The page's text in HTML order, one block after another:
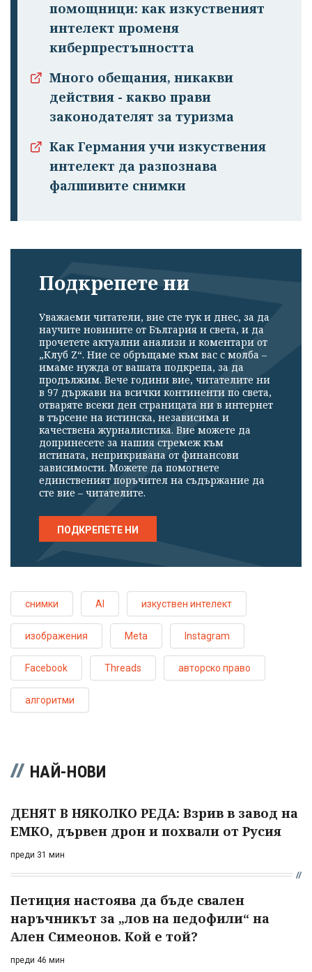
помощници: как изкуственият
интелект променя
киберпрестъпността
Много обещания, никакви
действия - какво прави
законодателят за туризма
Как Германия учи изкуствения
интелект да разпознава
фалшивите снимки
Подкрепете ни
Уважаеми читатели, вие сте тук и днес, за да
научите новините от България и света, и да
прочетете актуални анализи и коментари от
„Клуб Z“. Ние се обръщаме към вас с молба –
имаме нужда от вашата подкрепа, за да
продължим. Вече години вие, читателите ни
в 97 държави на всички континенти по света,
отваряте всеки ден страницата ни в интернет
в търсене на истинска, независима и
качествена журналистика. Вие можете да
допринесете за нашия стремеж към
истината, неприкривана от финансови
зависимости. Можете да помогнете
единственият поръчител на съдържание да
сте вие – читателите.
ПОДКРЕПЕТЕ НИ
снимки AI изкуствен интелект
изображения Meta Instagram
Facebook Threads авторско право
алгоритми
НАЙ-НОВИ
ДЕНЯТ В НЯКОЛКО РЕДА: Взрив в завод на
ЕМКО, дървен дрон и похвали от Русия
преди 31 мин
Петиция настоява да бъде свален
наръчникът за „лов на педофили“ на
Ален Симеонов. Кой е той?
преди 46 мин